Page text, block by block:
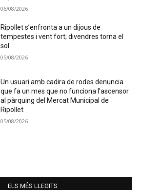
06/08/2026
Ripollet s’enfronta a un dijous de
tempestes i vent fort; divendres torna el
sol
05/08/2026
Un usuari amb cadira de rodes denuncia
que fa un mes que no funciona l’ascensor
al pàrquing del Mercat Municipal de
Ripollet
05/08/2026
ELS MÉS LLEGITS